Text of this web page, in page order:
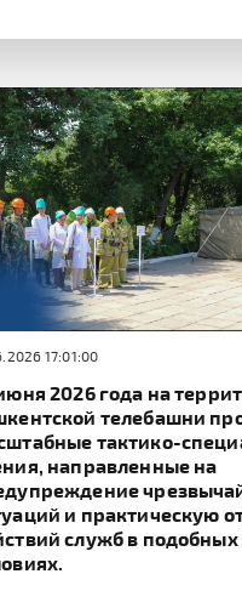
17:01:00
2026 года на
телебашни
тактико-
направленные на
и практическую
служб в подобных